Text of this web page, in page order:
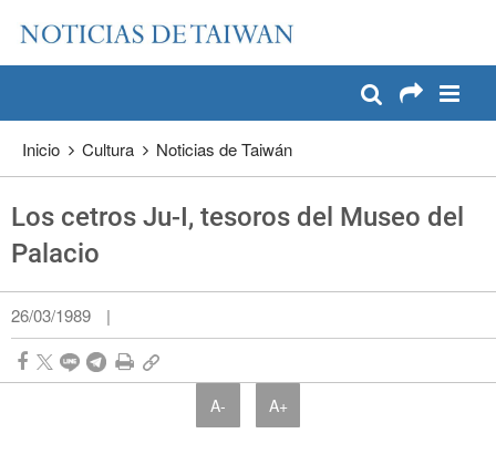
Pase a contenido principal
Inicio Cultura Noticias de Taiwán
Los cetros Ju-I, tesoros del Museo del
Palacio
26/03/1989 |
A- A+